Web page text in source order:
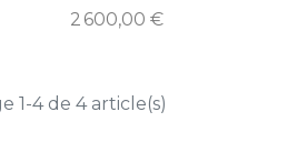
2 600,00 €
1-4 de 4 article(s)